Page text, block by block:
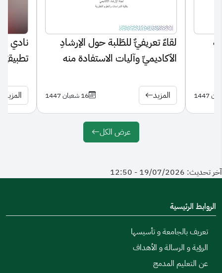
مؤهلة ومميزة من الناحية العلمية والعملية، تنافس في كافة
القطاعات بالهمة والعطاء والصدق والولاء، والإخلاص والانتماء.
لقاءٌ تعريفيٌّ للطّلبة حول الإرشادِ
الأكاديميِّ وآليات الاستفادة منه
المزيد 16 شعبان 1447
نادي
المزيد
عرض الكل
آخر تحديث: 19/07/2026 - 12:50
الروابط الرئيسية
تعريف بالجامعة و تأسيسها
الرؤية و الرسالة و الأهداف
عن التعليم المدمج